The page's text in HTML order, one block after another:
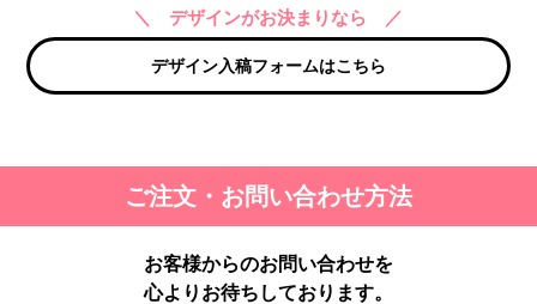
＼ デザインがお決まりなら ／
デザイン入稿フォームはこちら
ご注文・お問い合わせ方法
お客様からのお問い合わせを
心よりお待ちしております。